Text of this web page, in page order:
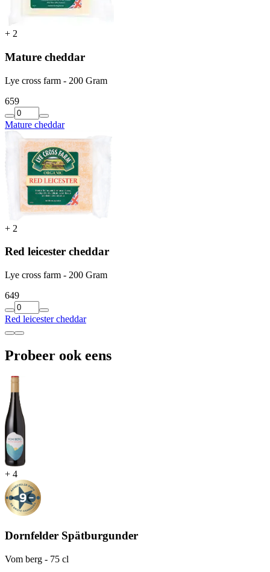
+ 2
Mature cheddar
Lye cross farm - 200 Gram
659
Mature cheddar
+ 2
Red leicester cheddar
Lye cross farm - 200 Gram
649
Red leicester cheddar
Probeer ook eens
+ 4
Dornfelder Spätburgunder
Vom berg - 75 cl